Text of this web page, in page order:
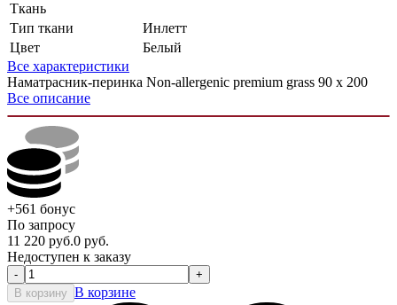
Ткань
Тип ткани
Инлетт
Цвет
Белый
Все характеристики
Наматрасник-перинка Non-allergenic premium grass 90 х 200
Все описание
+561 бонус
По запросу
11 220 руб.0 руб.
Недоступен к заказу
-
+
В корзину В корзине